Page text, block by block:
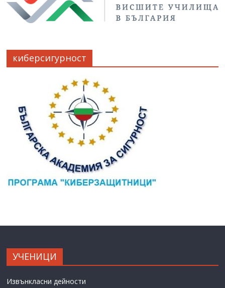
киберсигурност
УЧЕНИЦИ
Извънкласни дейности